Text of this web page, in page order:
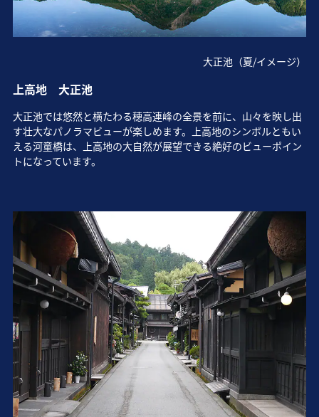
大正池（夏/イメージ）
上高地 大正池
大正池では悠然と横たわる穂高連峰の全景を前に、山々を映し出
す壮大なパノラマビューが楽しめます。上高地のシンボルともい
える河童橋は、上高地の大自然が展望できる絶好のビューポイン
トになっています。